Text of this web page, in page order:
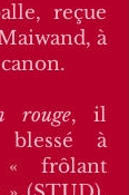
reçue
à
rouge, il
à
frôlant